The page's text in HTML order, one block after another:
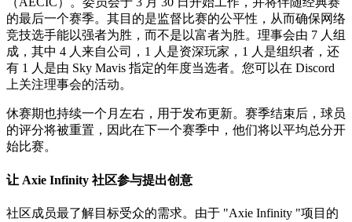
的最后一个赛季。其目的是监督比赛的公平性，从而确保网络
竞技选手能以强者为胜，而不是以富者为胜。理事会由 7 人组
成，其中 4 人来自公司，1 人是资深玩家，1 人是组织者，还
有 1 人是由 Sky Mavis 指定的年度当选者。您可以在 Discord
上关注理事会的活动。
休赛期也持续一个月左右，用于发布更新。赛季结束后，球员
的评分将被重置，因此在下一个赛季中，他们将以平均总分开
始比赛。
让 Axie Infinity 社区参与提出创意
社区成员最了解目标受众的需求。由于 "Axie Infinity "项目的